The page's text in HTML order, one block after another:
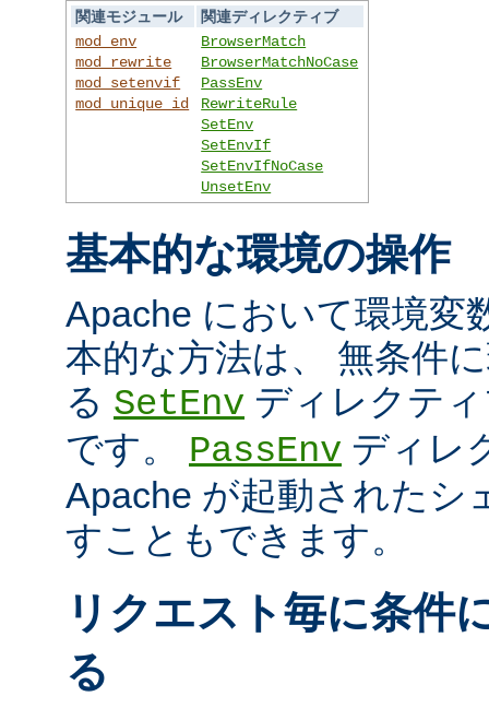
関連モジュール
関連ディレクティブ
mod_env
mod_rewrite
mod_setenvif
mod_unique_id
BrowserMatch
BrowserMatchNoCase
PassEnv
RewriteRule
SetEnv
SetEnvIf
SetEnvIfNoCase
UnsetEnv
基本的な環境の操作
Apache において環境変
本的な方法は、 無条件
る SetEnv ディレクテ
です。 PassEnv ディレ
Apache が起動されたシ
すこともできます。
リクエスト毎に条件
る